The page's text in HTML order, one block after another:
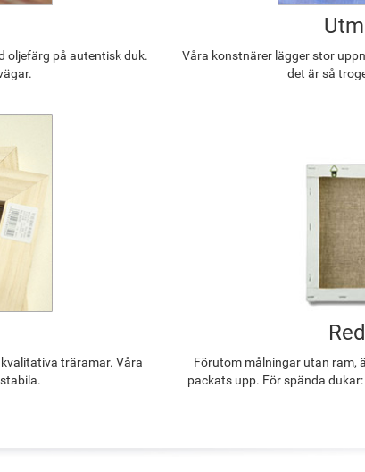
oljefärg på autentisk duk.
Våra konstnärer lägger stor
det är så
träramar. Våra
Förutom målningar utan ram,
packats upp. För spända